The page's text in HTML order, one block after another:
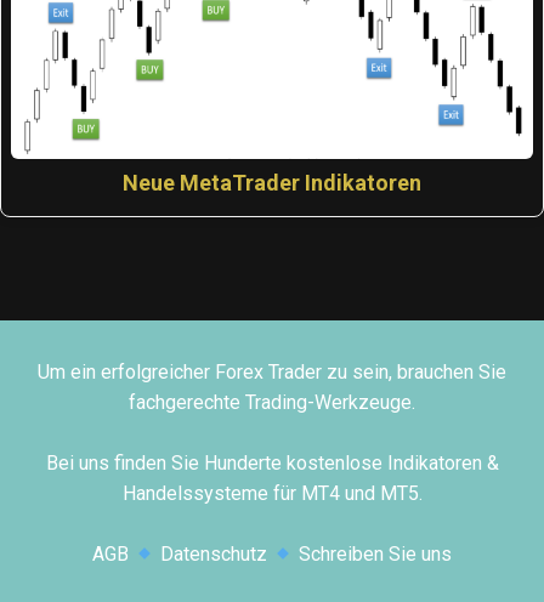
Neue MetaTrader Indikatoren
Um ein erfolgreicher Forex Trader zu sein, brauchen Sie
fachgerechte Trading-Werkzeuge.
Bei uns finden Sie Hunderte kostenlose Indikatoren &
Handelssysteme für MT4 und MT5.
AGB Datenschutz Schreiben Sie uns